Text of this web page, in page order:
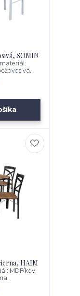
SOMIN
HAIM
MDF/kov,